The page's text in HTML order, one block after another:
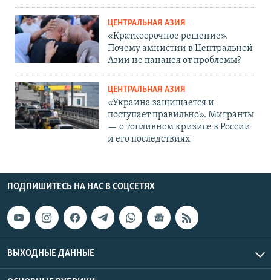
ЦЕНТРАЛЬНАЯ АЗИЯ
«Краткосрочное решение».
Почему амнистии в Центральной
Азии не панацея от проблемы?
ЦЕНТРАЛЬНАЯ АЗИЯ
«Украина защищается и
поступает правильно». Мигранты
— о топливном кризисе в России
и его последствиях
ПОДПИШИТЕСЬ НА НАС В СОЦСЕТЯХ
ВЫХОДНЫЕ ДАННЫЕ